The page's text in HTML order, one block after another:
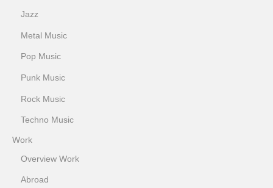
Jazz
Metal Music
Pop Music
Punk Music
Rock Music
Techno Music
Work
Overview Work
Abroad